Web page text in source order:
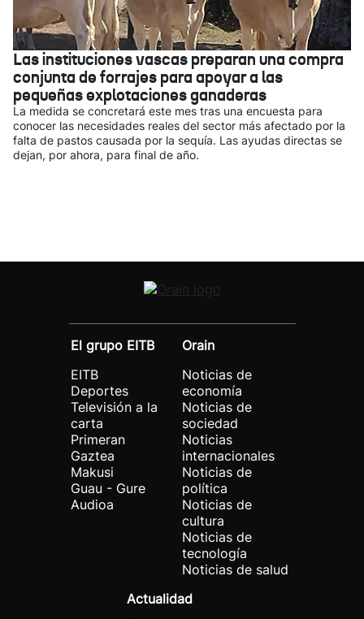
Las instituciones vascas preparan una compra
conjunta de forrajes para apoyar a las
pequeñas explotaciones ganaderas
La medida se concretará este mes tras una encuesta para
conocer las necesidades reales del sector más afectado por la
falta de pastos causada por la sequía. Las ayudas directas se
dejan, por ahora, para final de año.
El grupo EITB
EITB
Deportes
Televisión a la
carta
Primeran
Gaztea
Makusi
Guau - Gure
Audioa
Orain
Noticias de
economía
Noticias de
sociedad
Noticias
internacionales
Noticias de
política
Noticias de
cultura
Noticias de
tecnología
Noticias de salud
Actualidad